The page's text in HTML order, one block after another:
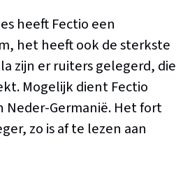
heeft Fectio een
het heeft ook de sterkste
zijn er ruiters gelegerd, die
Mogelijk dient Fectio
Germanië. Het fort
zo is af te lezen aan